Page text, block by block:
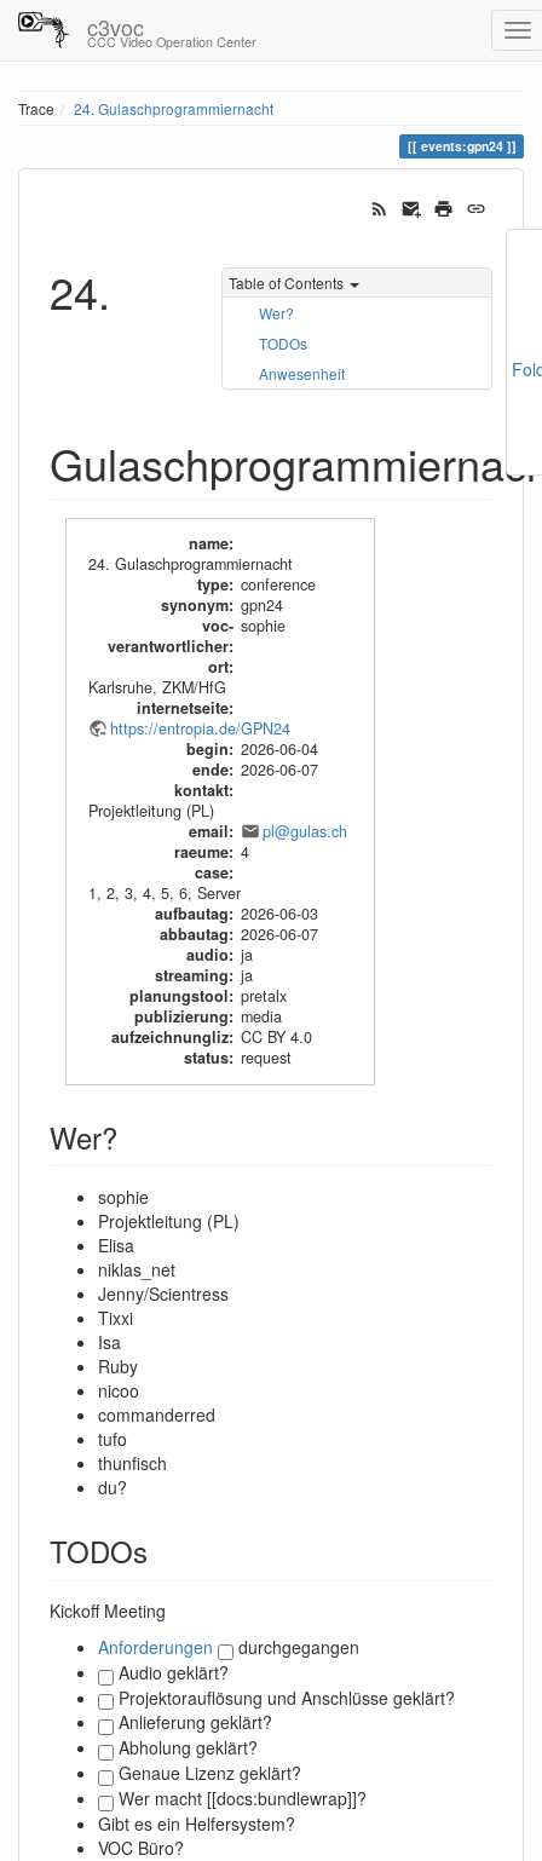
c3voc
CCC Video Operation Center
Trace 24. Gulaschprogrammiernacht
events:gpn24
Table of Contents
Wer?
TODOs
Anwesenheit
24.
name:
24. Gulaschprogrammiernacht
type: conference
synonym: gpn24
voc-
verantwortlicher:
sophie
ort:
Karlsruhe, ZKM/HfG
internetseite:
https://entropia.de/GPN24
begin: 2026-06-04
ende: 2026-06-07
kontakt:
Projektleitung (PL)
email:
pl@gulas.ch
raeume: 4
case:
1,2,3,4,5,6,Server
aufbautag: 2026-06-03
abbautag: 2026-06-07
audio: ja
streaming: ja
planungstool: pretalx
publizierung: media
aufzeichnungliz: CC BY 4.0
status: request
Wer?
sophie
Projektleitung (PL)
Elisa
niklas_net
Jenny/Scientress
Tixxi
Isa
Ruby
nicoo
commanderred
tufo
thunfisch
du?
TODOs
Kickoff Meeting
Anforderungen
durchgegangen
Audio geklärt?
Projektorauflösung und Anschlüsse geklärt?
Anlieferung geklärt?
Abholung geklärt?
Genaue Lizenz geklärt?
Wer macht [[docs:bundlewrap]]?
Gibt es ein Helfersystem?
VOC Büro?